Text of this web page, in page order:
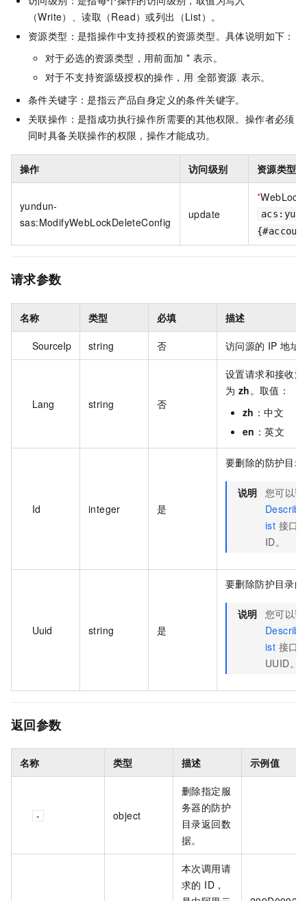
（Write）、读取（Read）或列出（List）。
资源类型：是指操作中支持授权的资源类型。具体说明如下：
对于必选的资源类型，用前面加 * 表示。
对于不支持资源级授权的操作，用 全部资源 表示。
条件关键字：是指云产品自身定义的条件关键字。
关联操作：是指成功执行操作所需要的其他权限。操作者必须
同时具备关联操作的权限，操作才能成功。
操作 访问级别 资源类型
yundun-
sas:ModifyWebLockDeleteConfig
update
*
请求参数
名称 类型 必填 描述
SourceIp string 否 访问源的 IP 地址
Lang string 否
设置请求和接收
为 zh 。取值：
zh ：中文
en ：英文
Id integer 是
要删除的防护目
说明 您可以调
ist 接口
ID。
Uuid string 是
要删除防护目录
说明 您可以调
ist 接口
UUID。
返回参数
名称 类型 描述 示例值
object
删除指定服
务器的防护
目录返回数
据。
本次调用请
求的 ID，